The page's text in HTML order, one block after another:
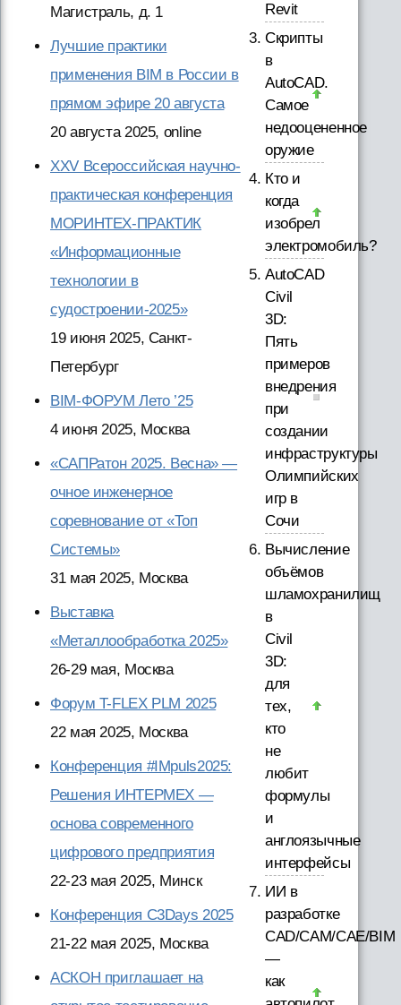
Магистраль, д. 1
Лучшие практики
применения BIM в России в
прямом эфире 20 августа
20 августа 2025, online
XXV Всероссийская научно-
практическая конференция
МОРИНТЕХ-ПРАКТИК
«Информационные
технологии в
судостроении-2025»
19 июня 2025, Санкт-
Петербург
BIM-ФОРУМ Лето ’25
4 июня 2025, Москва
«САПРатон 2025. Весна» —
очное инженерное
соревнование от «Топ
Системы»
31 мая 2025, Москва
Выставка
«Металлообработка 2025»
26-29 мая, Москва
Форум T-FLEX PLM 2025
22 мая 2025, Москва
Конференция #IMpuls2025:
Решения ИНТЕРМЕХ —
основа современного
цифрового предприятия
22-23 мая 2025, Минск
Конференция C3Days 2025
21-22 мая 2025, Москва
АСКОН приглашает на
Revit
Скрипты
в
AutoCAD.
Самое
недооцененное
оружие
Кто и
когда
изобрел
электромобиль?
AutoCAD
Civil
3D:
Пять
примеров
внедрения
при
создании
инфраструктуры
Олимпийских
игр в
Сочи
Вычисление
объёмов
шламохранилищ
в
Civil
3D:
для
тех,
кто
не
любит
формулы
и
англоязычные
интерфейсы
ИИ в
разработке
CAD/CAM/CAE/BIM
—
как